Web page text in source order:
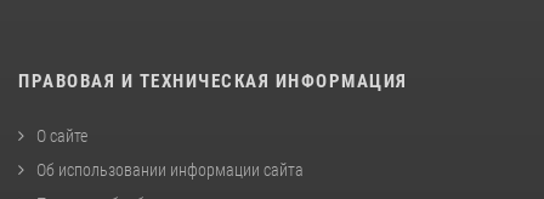
ПРАВОВАЯ И ТЕХНИЧЕСКАЯ ИНФОРМАЦИЯ
О сайте
Об использовании информации сайта